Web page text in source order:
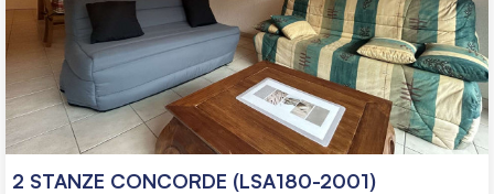
2 STANZE CONCORDE (LSA180-2001)